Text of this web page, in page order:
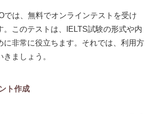
では、無料でオンラインテストを受け
。このテストは、IELTS試験の形式や内
に非常に役立ちます。それでは、利用方
ましょう。
ト作成